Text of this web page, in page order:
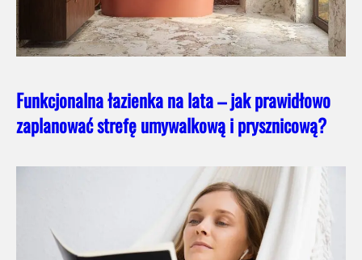
Funkcjonalna łazienka na lata – jak prawidłowo
zaplanować strefę umywalkową i prysznicową?